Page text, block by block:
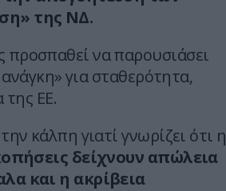
της ΝΔ.
να παρουσιάσει
για σταθερότητα,
της ΕΕ.
κάλπη γιατί γνωρίζει ότι η
δείχνουν απώλεια
και η ακρίβεια